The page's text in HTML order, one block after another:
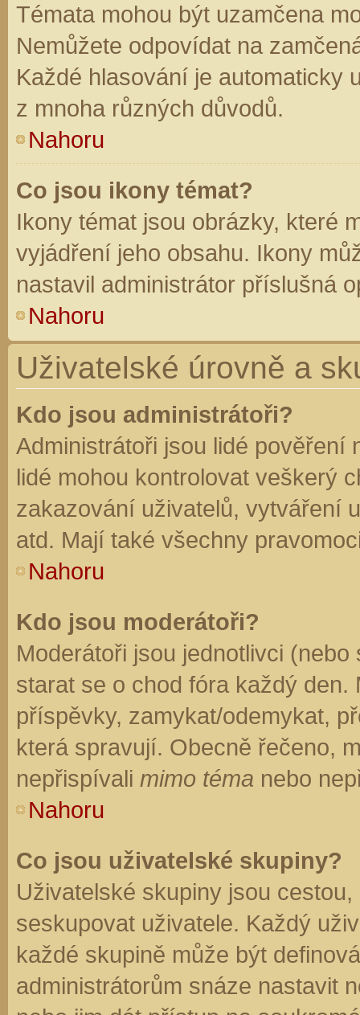
Témata mohou být uzamčena
Nemůžete odpovídat na
Každé hlasování je automaticky
z mnoha různých důvodů.
Nahoru
Co jsou ikony témat?
Ikony témat jsou obrázky, které
vyjádření jeho obsahu. Ikony
nastavil administrátor příslušná
Nahoru
Uživatelské úrovně a
Kdo jsou administrátoři?
Administrátoři jsou lidé pověření
lidé mohou kontrolovat veškerý
zakazování uživatelů, vytváření
atd. Mají také všechny
Nahoru
Kdo jsou moderátoři?
Moderátoři jsou jednotlivci
starat se o chod fóra každý
příspěvky, zamykat/odemykat,
která spravují. Obecně řečeno,
nepřispívali mimo téma nebo
Nahoru
Co jsou uživatelské skupiny?
Uživatelské skupiny jsou
seskupovat uživatele. Každý
každé skupině může být
administrátorům snáze nastavit